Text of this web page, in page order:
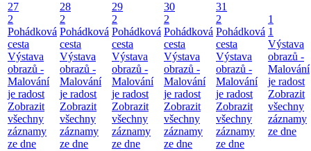
27
2
Pohádková
cesta
Výstava
obrazů -
Malování
je radost
Zobrazit
všechny
záznamy
ze dne
28
2
Pohádková
cesta
Výstava
obrazů -
Malování
je radost
Zobrazit
všechny
záznamy
ze dne
29
2
Pohádková
cesta
Výstava
obrazů -
Malování
je radost
Zobrazit
všechny
záznamy
ze dne
30
2
Pohádková
cesta
Výstava
obrazů -
Malování
je radost
Zobrazit
všechny
záznamy
ze dne
31
2
Pohádková
cesta
Výstava
obrazů -
Malování
je radost
Zobrazit
všechny
záznamy
ze dne
1
1
Výstava
obrazů -
Malování
je radost
Zobrazit
všechny
záznamy
ze dne